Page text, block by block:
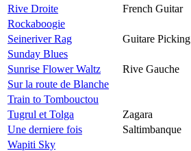
Rive Droite
French Guitar
Rockaboogie
Seineriver Rag
Guitare Picking
Sunday Blues
Sunrise Flower Waltz
Rive Gauche
Sur la route de Blanche
Train to Tombouctou
Tugrul et Tolga
Zagara
Une derniere fois
Saltimbanque
Wapiti Sky